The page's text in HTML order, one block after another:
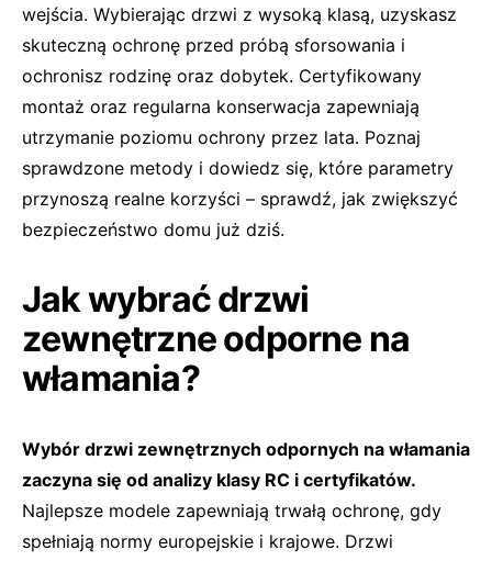
wejścia. Wybierając drzwi z wysoką klasą, uzyskasz
skuteczną ochronę przed próbą sforsowania i
ochronisz rodzinę oraz dobytek. Certyfikowany
montaż oraz regularna konserwacja zapewniają
utrzymanie poziomu ochrony przez lata. Poznaj
sprawdzone metody i dowiedz się, które parametry
przynoszą realne korzyści – sprawdź, jak zwiększyć
bezpieczeństwo domu już dziś.
Jak wybrać drzwi
zewnętrzne odporne na
włamania?
Wybór drzwi zewnętrznych odpornych na włamania
zaczyna się od analizy klasy RC i certyfikatów.
Najlepsze modele zapewniają trwałą ochronę, gdy
spełniają normy europejskie i krajowe. Drzwi